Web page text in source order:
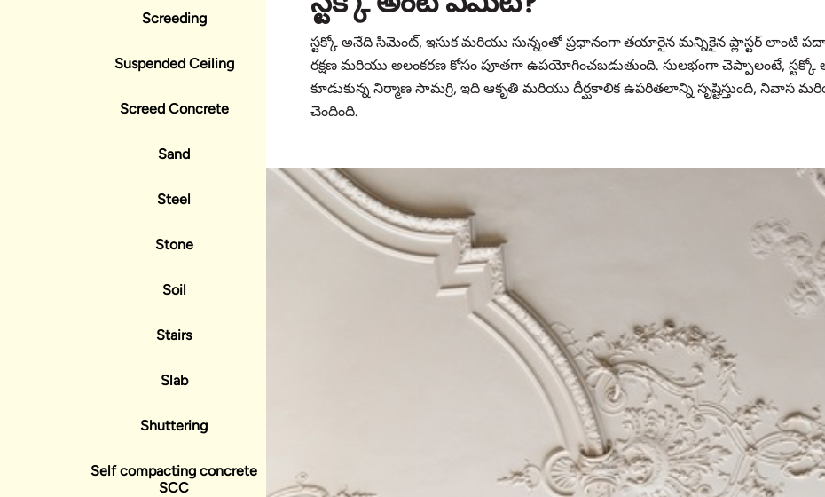
Screeding
Suspended Ceiling
Screed Concrete
Sand
Steel
Stone
Soil
Stairs
Slab
Shuttering
Self compacting concrete
SCC
స్టక్కో అనేది సిమెంట్, ఇసుక మరియు సున్నంతో ప్రధానంగా తయారైన మన్నికైన ప్లాస్టర్ లాంటి
రక్షణ మరియు అలంకరణ కోసం పూతగా ఉపయోగించబడుతుంది. సులభంగా చెప్పాలంటే,
కూడుకున్న నిర్మాణ సామగ్రి, ఇది ఆకృతి మరియు దీర్ఘకాలిక ఉపరితలాన్ని సృష్టిస్తుంది, నివాస
చెందింది.